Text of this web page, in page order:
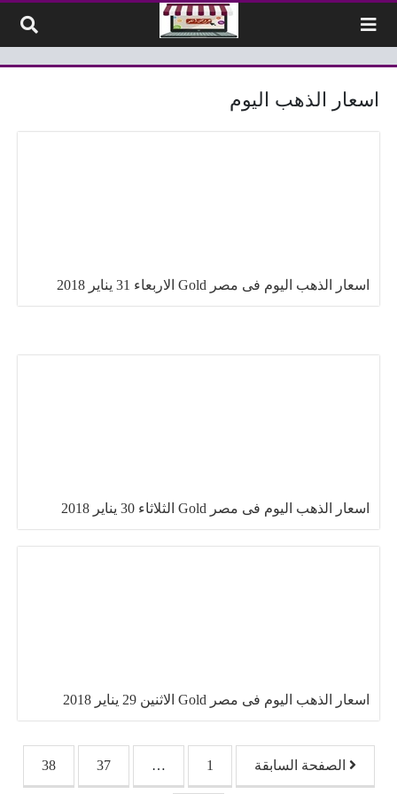
اسعار الذهب اليوم
اسعار الذهب اليوم فى مصر Gold الاربعاء 31 يناير 2018
اسعار الذهب اليوم فى مصر Gold الثلاثاء 30 يناير 2018
اسعار الذهب اليوم فى مصر Gold الاثنين 29 يناير 2018
تصفّح المقالات
الصفحة السابقة 1
…
37
38